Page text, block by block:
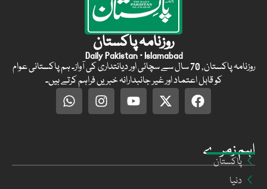
اہم زمرے
پاکستان
دنیا
روزنامہ پاکستان
Daily Pakistan · Islamabad
روزنامہ پاکستان, 70 سال سے سچائی اور دیانتداری کی آواز۔ ہم پاکستانی عوام
کو قابل اعتماد اور غیر جانبدارانہ خبریں فراہم کرتے ہیں۔